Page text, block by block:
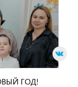
ГОД!